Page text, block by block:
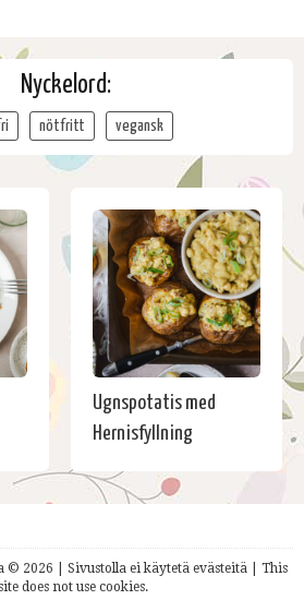
Nyckelord:
nötfritt vegansk
Ugnspotatis med
Hernisfyllning
© 2026 | Sivustolla ei käytetä evästeitä | This
does not use cookies.